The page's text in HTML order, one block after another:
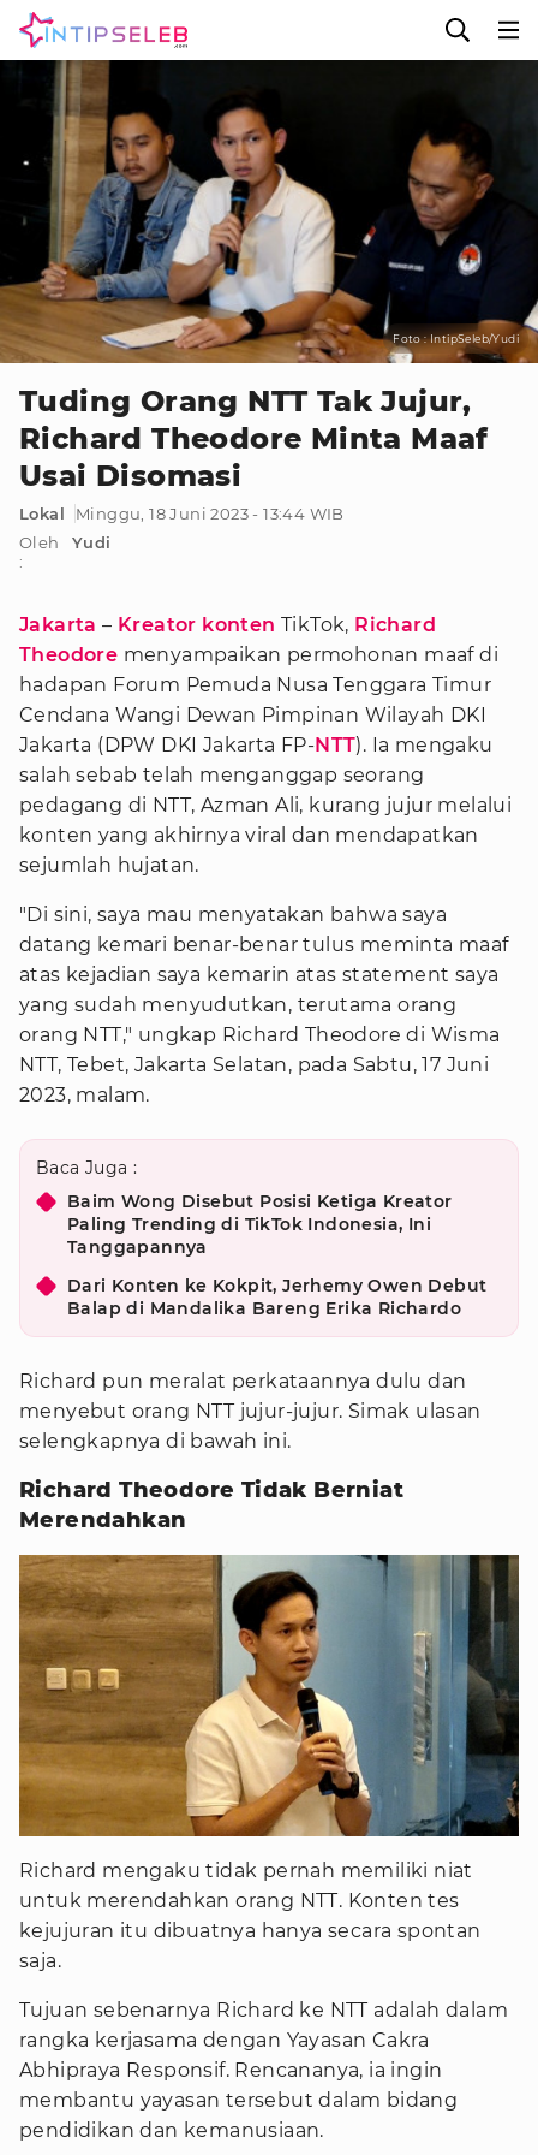
Foto : IntipSeleb/Yudi
Tuding Orang NTT Tak Jujur,
Richard Theodore Minta Maaf
Usai Disomasi
Lokal
Minggu, 18 Juni 2023 - 13:44 WIB
Oleh
:
Yudi
Jakarta – Kreator konten TikTok, Richard
Theodore menyampaikan permohonan maaf di
hadapan Forum Pemuda Nusa Tenggara Timur
Cendana Wangi Dewan Pimpinan Wilayah DKI
Jakarta (DPW DKI Jakarta FP-NTT). Ia mengaku
salah sebab telah menganggap seorang
pedagang di NTT, Azman Ali, kurang jujur melalui
konten yang akhirnya viral dan mendapatkan
sejumlah hujatan.
"Di sini, saya mau menyatakan bahwa saya
datang kemari benar-benar tulus meminta maaf
atas kejadian saya kemarin atas statement saya
yang sudah menyudutkan, terutama orang
orang NTT," ungkap Richard Theodore di Wisma
NTT, Tebet, Jakarta Selatan, pada Sabtu, 17 Juni
2023, malam.
Baca Juga :
Baim Wong Disebut Posisi Ketiga Kreator
Paling Trending di TikTok Indonesia, Ini
Tanggapannya
Dari Konten ke Kokpit, Jerhemy Owen Debut
Balap di Mandalika Bareng Erika Richardo
Richard pun meralat perkataannya dulu dan
menyebut orang NTT jujur-jujur. Simak ulasan
selengkapnya di bawah ini.
Richard Theodore Tidak Berniat
Merendahkan
Richard mengaku tidak pernah memiliki niat
untuk merendahkan orang NTT. Konten tes
kejujuran itu dibuatnya hanya secara spontan
saja.
Tujuan sebenarnya Richard ke NTT adalah dalam
rangka kerjasama dengan Yayasan Cakra
Abhipraya Responsif. Rencananya, ia ingin
membantu yayasan tersebut dalam bidang
pendidikan dan kemanusiaan.